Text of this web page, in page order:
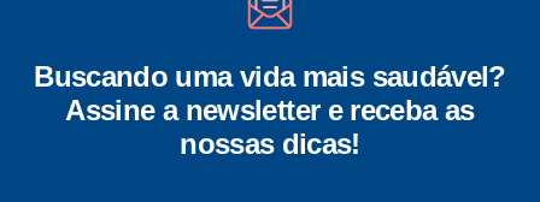
Buscando uma vida mais saudável?
Assine a newsletter e receba as
nossas dicas!